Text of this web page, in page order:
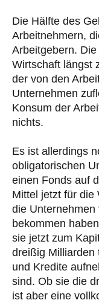
Die Hälfte des
Arbeitnehmern,
Arbeitgebern.
Wirtschaft längst
der von den
Unternehmen
Konsum der
nichts.
Es ist allerdings
obligatorischen
einen Fonds auf
Mittel jetzt für die
die
bekommen
sie jetzt zum
dreißig Milliarden
und Kredite
sind. Ob sie die
ist aber eine